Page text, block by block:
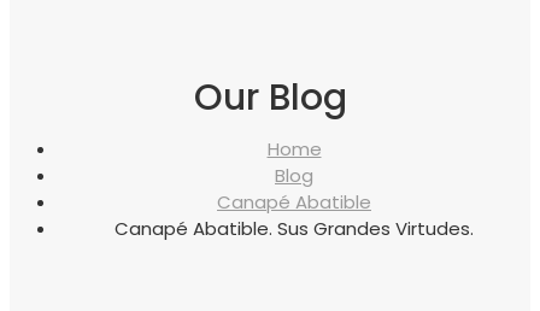
Our Blog
Home
Blog
Canapé Abatible
Canapé Abatible. Sus Grandes Virtudes.